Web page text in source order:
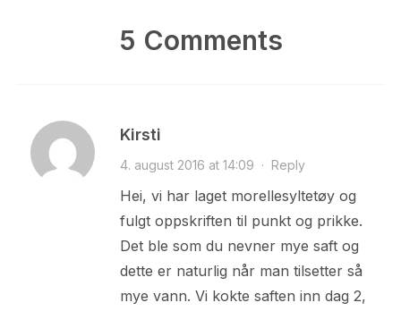
5 Comments
Kirsti
4. august 2016 at 14:09 · Reply
Hei, vi har laget morellesyltetøy og
fulgt oppskriften til punkt og prikke.
Det ble som du nevner mye saft og
dette er naturlig når man tilsetter så
mye vann. Vi kokte saften inn dag 2,